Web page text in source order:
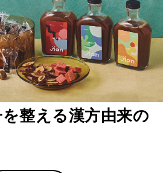
整える漢方由来の